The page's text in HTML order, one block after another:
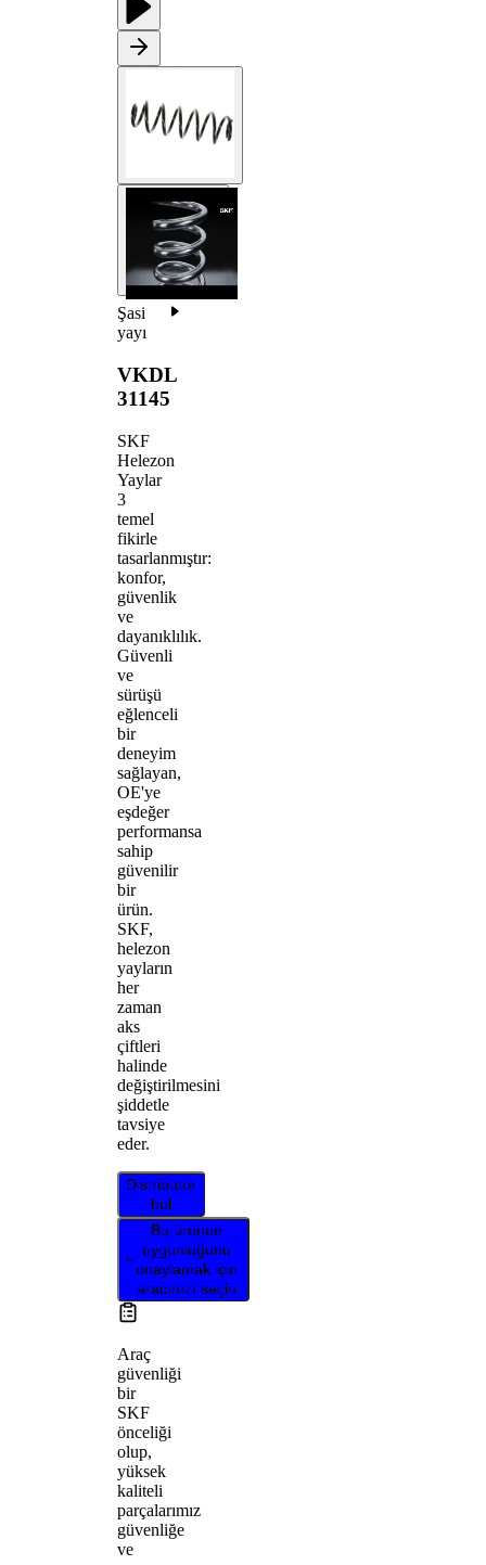
Şasi
yayı
VKDL
31145
SKF
Helezon
Yaylar
3
temel
fikirle
tasarlanmıştır:
konfor,
güvenlik
ve
dayanıklılık.
Güvenli
ve
sürüşü
eğlenceli
bir
deneyim
sağlayan,
OE'ye
eşdeğer
performansa
sahip
güvenilir
bir
ürün.
SKF,
helezon
yayların
her
zaman
aks
çiftleri
halinde
değiştirilmesini
şiddetle
tavsiye
eder.
Distribütör
bul
Bu ürünün
uygunluğunu
onaylamak için
aracınızı seçin
Araç
güvenliği
bir
SKF
önceliği
olup,
yüksek
kaliteli
parçalarımız
güvenliğe
ve